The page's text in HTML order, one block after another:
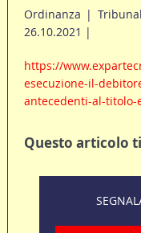
Ordinanza |
26.10.2021 |
https://
esecuzione-il-
antecedenti-al-titolo-
Questo articolo